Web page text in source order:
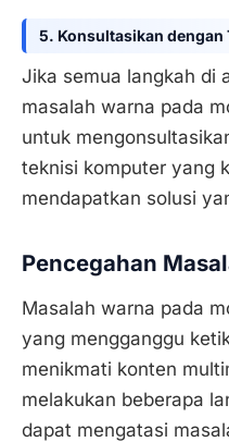
5. Konsultasikan dengan
Jika semua langkah di
masalah warna pada
untuk
teknisi komputer yang
mendapatkan solusi
Pencegahan
Masalah warna pada
yang mengganggu
menikmati konten
melakukan beberapa
dapat mengatasi